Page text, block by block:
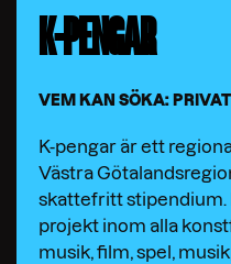
K-PENGAR
VEM KAN SÖKA:
K-pengar är ett
Västra
skattefritt stipendium.
projekt inom alla
musik, film, spel,